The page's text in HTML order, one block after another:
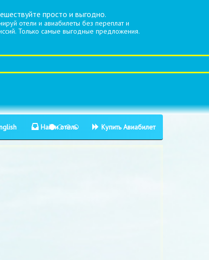
просто и выгодно.
отели и авиабилеты без переплат и
Только самые выгодные предложения.
Найти отель Купить Авиабилет